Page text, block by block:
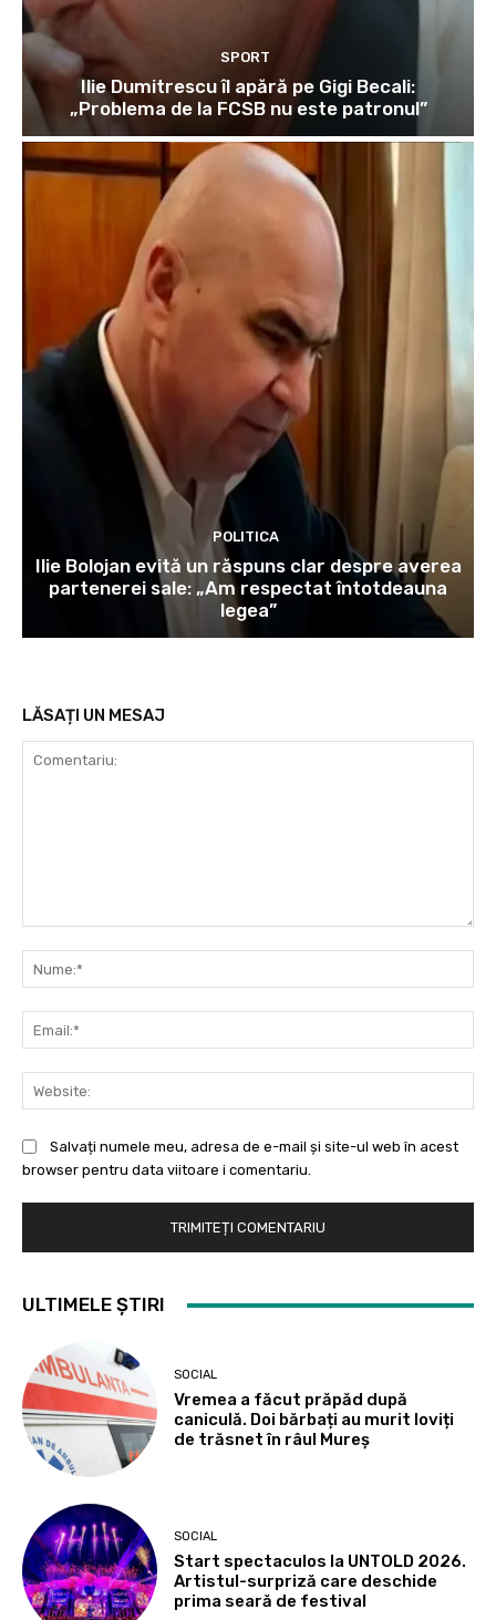
SPORT
Ilie Dumitrescu îl apără pe Gigi Becali:
„Problema de la FCSB nu este patronul”
POLITICA
Ilie Bolojan evită un răspuns clar despre averea
partenerei sale: „Am respectat întotdeauna
legea”
LĂSAȚI UN MESAJ
Salvați numele meu, adresa de e-mail și site-ul web în acest
browser pentru data viitoare i comentariu.
ULTIMELE ȘTIRI
SOCIAL
Vremea a făcut prăpăd după
caniculă. Doi bărbați au murit loviți
de trăsnet în râul Mureș
SOCIAL
Start spectaculos la UNTOLD 2026.
Artistul-surpriză care deschide
prima seară de festival